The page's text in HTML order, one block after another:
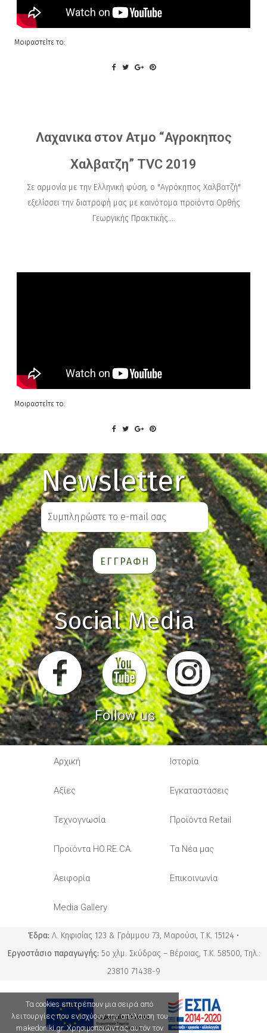
Μοιραστείτε το:
Λαχανικα στον Ατμο “Αγροκηπος
Χαλβατζη” TVC 2019
Σε αρμονία με την Ελληνική φύση, ο "Αγρόκηπος Χαλβατζή"
εξελίσσει την διατροφή μας με καινότομα προϊόντα Ορθής
Γεωργικής Πρακτικής....
Μοιραστείτε το:
Newsletter
Social Media
Follow us
Αρχική Ιστορία
Αξίες Εγκαταστάσεις
Τεχνογνωσία Προϊόντα Retail
Προϊόντα HO.RE.CA. Τα Νέα μας
Αειφορία Επικοινωνία
Media Gallery
Έδρα: Λ. Κηφισίας 123 & Γράμμου 73, Μαρούσι, Τ.Κ. 15124 •
Εργοστάσιο παραγωγής: 5ο χλμ. Σκύδρας – Βέροιας, Τ.Κ. 58500, Τηλ.:
23810 71438-9
Τα cookies επιτρέπουν μια σειρά από
λειτουργίες που ενισχύουν την απόλαυση του
makedoniki.gr. Χρησιμοποιώντας αυτόν τον